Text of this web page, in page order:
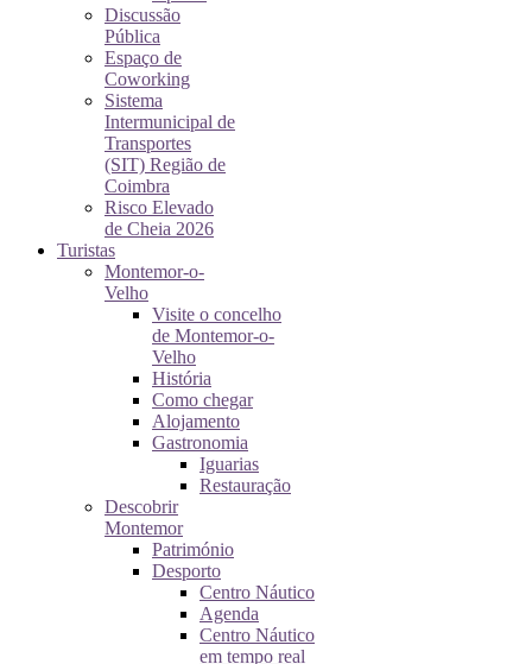
Discussão
Pública
Espaço de
Coworking
Sistema
Intermunicipal de
Transportes
(SIT) Região de
Coimbra
Risco Elevado
de Cheia 2026
Turistas
Montemor-o-
Velho
Visite o concelho
de Montemor-o-
Velho
História
Como chegar
Alojamento
Gastronomia
Iguarias
Restauração
Descobrir
Montemor
Património
Desporto
Centro Náutico
Agenda
Centro Náutico
em tempo real